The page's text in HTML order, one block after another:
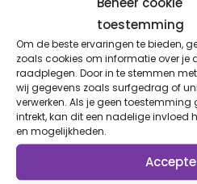
toestemming
Om de beste ervaringen te bieden,
zoals cookies om informatie over
raadplegen. Door in te stemmen
wij gegevens zoals surfgedrag of
verwerken. Als je geen
intrekt, kan dit een nadelige invloed
en mogelijkheden.
student ondertekend te
verantwoordelijk voor diens
persoonlijke digitale
kan de student o.a. ook al
bekijken. Handig om nog
besproken is.